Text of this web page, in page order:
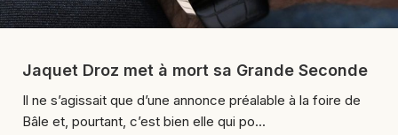
Jaquet Droz met à mort sa Grande Seconde
Il ne s’agissait que d’une annonce préalable à la foire de
Bâle et, pourtant, c’est bien elle qui po...